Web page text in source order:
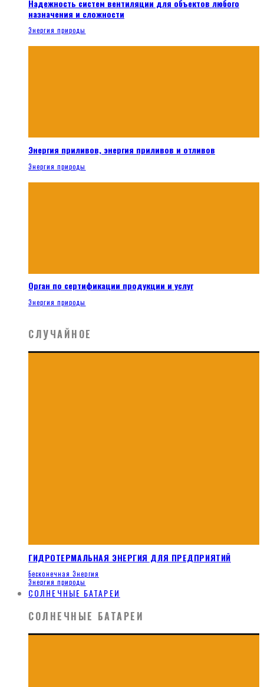
Надежность систем вентиляции для объектов любого
назначения и сложности
Энергия природы
Энергия приливов, энергия приливов и отливов
Энергия природы
Орган по сертификации продукции и услуг
Энергия природы
СЛУЧАЙНОЕ
ГИДРОТЕРМАЛЬНАЯ ЭНЕРГИЯ ДЛЯ ПРЕДПРИЯТИЙ
Бесконечная Энергия
Энергия природы
СОЛНЕЧНЫЕ БАТАРЕИ
СОЛНЕЧНЫЕ БАТАРЕИ